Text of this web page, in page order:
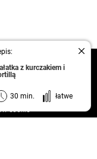
z kurczakiem i
30 min. łatwe
cookie